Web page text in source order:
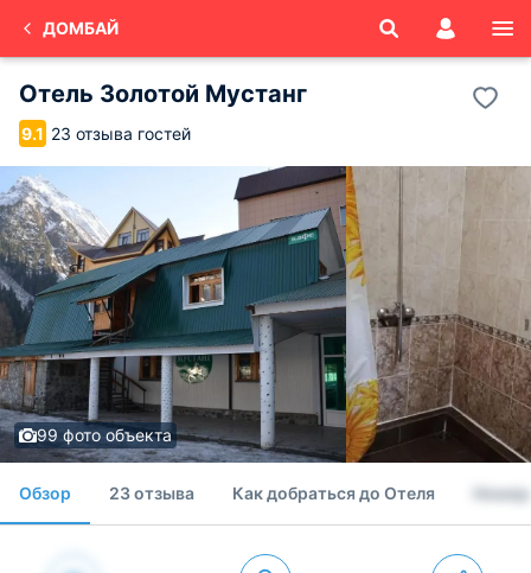
ДОМБАЙ
Отель Золотой Мустанг
9.1 23 отзыва гостей
99 фото объекта
Обзор 23 отзыва Как добраться до Отеля